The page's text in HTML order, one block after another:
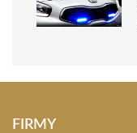
FIRMY